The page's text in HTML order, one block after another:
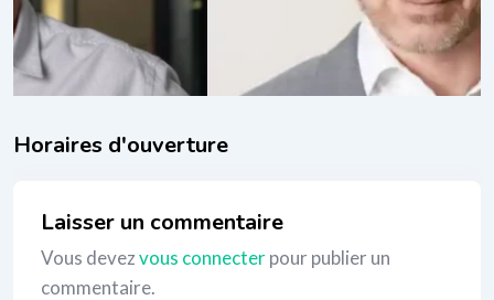
_
Laisser un commentaire
Vous devezvous connecterpour publier un
commentaire.